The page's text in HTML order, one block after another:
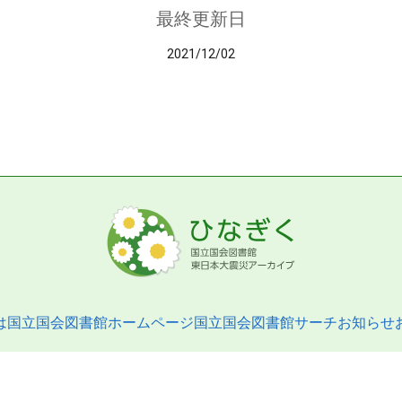
最終更新日
2021/12/02
国立国会図書館ホームページ国立国会図書館サーチお知らせ